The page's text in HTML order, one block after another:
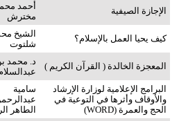
الإجازة الصيفية
أحمد
مخترش
كيف يحيا العمل بالإسلام؟
الشيخ
شلتوت
المعجزة الخالدة ( القرآن الكريم )
د. محمد
البرامج الإعلامية لوزارة الإرشاد
والأوقاف وأثرها في التوعية في
الحج والعمرة (WORD)
سامية
الطاهر